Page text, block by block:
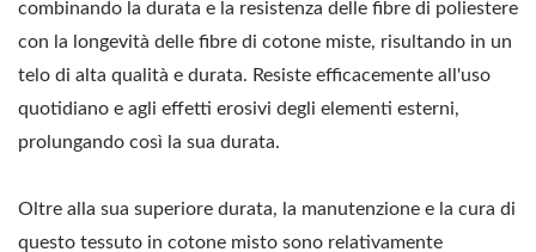
combinando la durata e la resistenza delle fibre di poliestere
con la longevità delle fibre di cotone miste, risultando in un
telo di alta qualità e durata. Resiste efficacemente all'uso
quotidiano e agli effetti erosivi degli elementi esterni,
prolungando così la sua durata.
Oltre alla sua superiore durata, la manutenzione e la cura di
questo tessuto in cotone misto sono relativamente